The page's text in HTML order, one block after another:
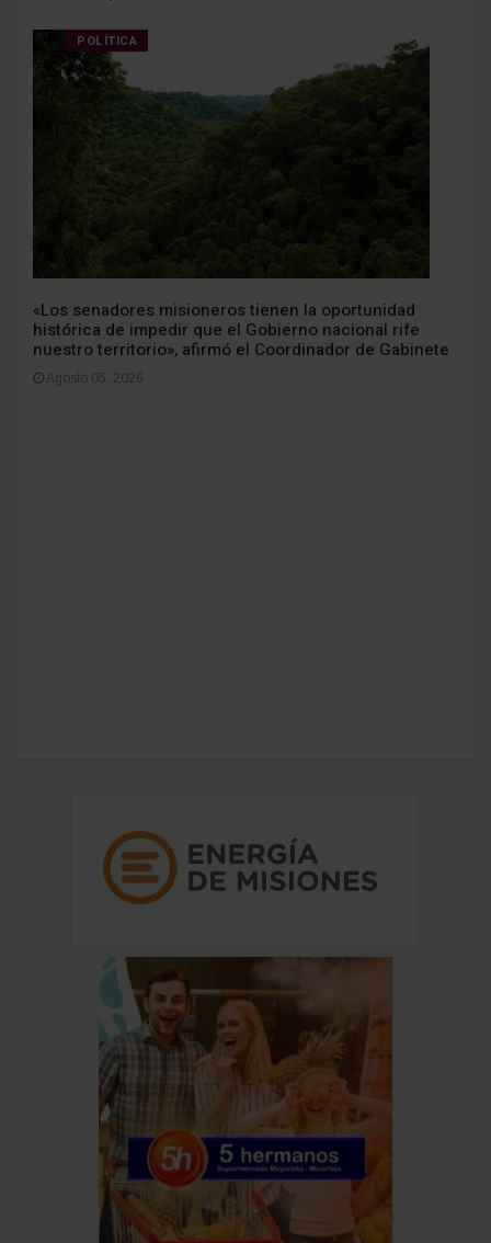
POLÍTICA
«Los senadores misioneros tienen la oportunidad
histórica de impedir que el Gobierno nacional rife
nuestro territorio», afirmó el Coordinador de Gabinete
Agosto 05, 2026